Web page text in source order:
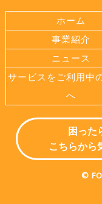
ホーム
事業紹介
ニュース
サービスをご利用中
へ
困った
こちらから
©